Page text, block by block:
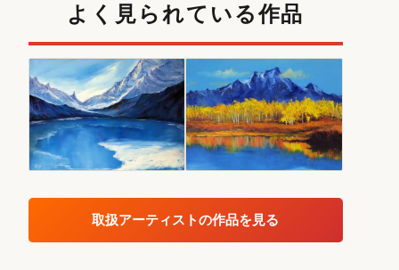
よく見られている作品
取扱アーティストの作品を見る